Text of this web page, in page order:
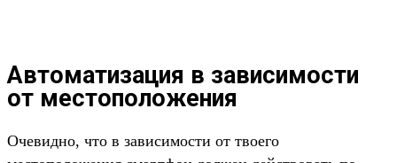
Автоматизация в зависимости
от местоположения
Очевидно, что в зависимости от твоего